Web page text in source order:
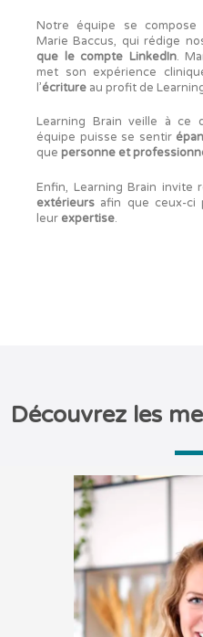
Notre équipe se compose
Marie Baccus, qui rédige
que le compte LinkedIn.
met son expérience
l’écriture au profit de
Learning Brain veille à ce
équipe puisse se sentir
que personne et
Enfin, Learning Brain invite
extérieurs afin que ceux-ci
leur expertise.
Découvrez les